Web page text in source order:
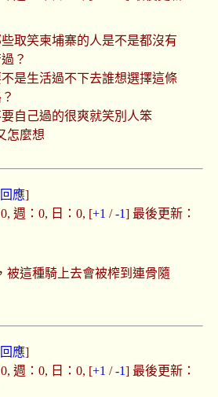
些取笑柬埔寨的人是不是都沒有
？
是生活過不下去誰想選擇這條
要自己過的很爽就笑別人笨
怎麼想
應]
週：0, 日：0, [+1 /-1] 最後更新：
被這種騎上去會被榨到連骨隨
應]
週：0, 日：0, [+1 /-1] 最後更新：